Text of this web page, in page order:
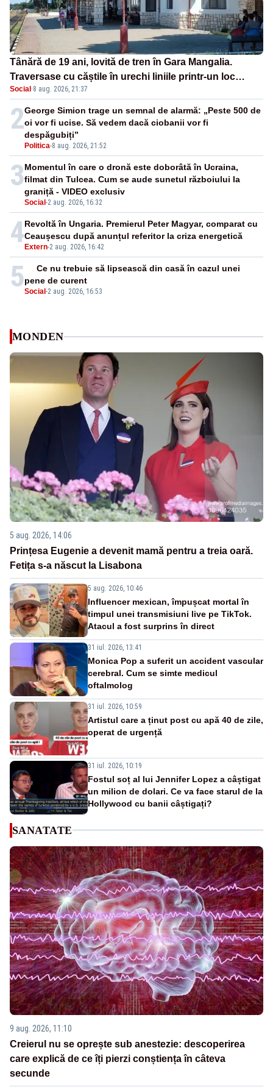
Tânără de 19 ani, lovită de tren în Gara Mangalia.
Traversase cu căștile în urechi liniile printr-un loc
nepermis
Social ·8 aug. 2026, 21:37
2
Politica-8 aug. 2026, 21:52
George Simion trage un semnal de alarmă: „Peste 500 de
oi vor fi ucise. Să vedem dacă ciobanii vor fi
despăgubiți”
3
Social -2 aug. 2026, 16:32
Momentul în care o dronă este doborâtă în Ucraina,
filmat din Tulcea. Cum se aude sunetul războiului la
graniță - VIDEO exclusiv
4 Extern-2 aug. 2026, 16:42
Revoltă în Ungaria. Premierul Peter Magyar, comparat cu
Ceaușescu după anunțul referitor la criza energetică
5Social -2 aug. 2026, 16:53
Ce nu trebuie să lipsească din casă în cazul unei
pene de curent
MONDEN
5 aug. 2026, 14:06
Prințesa Eugenie a devenit mamă pentru a treia oară.
Fetița s-a născut la Lisabona
5 aug. 2026, 10:46
Influencer mexican, împușcat mortal în
timpul unei transmisiuni live pe TikTok.
Atacul a fost surprins în direct
31 iul. 2026, 13:41
Monica Pop a suferit un accident vascular
cerebral. Cum se simte medicul
oftalmolog
31 iul. 2026, 10:59
Artistul care a ținut post cu apă 40 de zile,
operat de urgență
31 iul. 2026, 10:19
Fostul soț al lui Jennifer Lopez a câștigat
un milion de dolari. Ce va face starul de la
Hollywood cu banii câștigați?
SANATATE
9 aug. 2026, 11:10
Creierul nu se oprește sub anestezie: descoperirea
care explică de ce îți pierzi conștiența în câteva
secunde